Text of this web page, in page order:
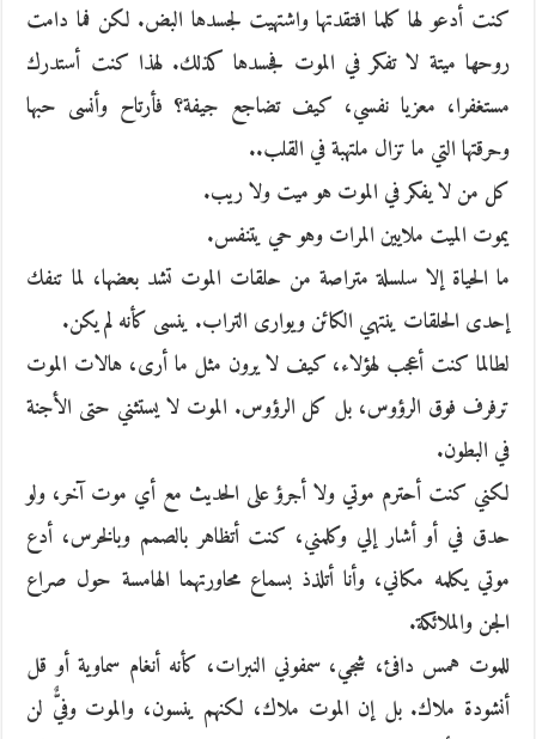
كنت أدعو لها كلما افتقدتها واشتهيت لجسدها البض. لكن فما دامت
روحها ميتة لا تفكر في الموت فجسدها كذلك. لهذا كنت أستدرك
مستغفرا، معزيا نفسي، كيف تضاجع جيفة؟ فأرتاح وأنسى حبها
وحرقتها التي ما تزال ملتهبة في القلب..
كل من لا يفكر في الموت هو ميت ولا ريب.
يموت الميت ملايين المرات وهو حي يتنفس.
ما الحياة إلا سلسلة متراصة من حلقات الموت تشد بعضها، لما تنفك
إحدى الحلقات ينتهي الكائن ويوارى التراب. ينسى كأنه لم يكن.
لطالما كنت أعجب لهؤلاء، كيف لا يرون مثل ما أرى، هالات الموت
ترفرف فوق الرؤوس، بل كل الرؤوس. الموت لا يستثني حتى الأجنة
في البطون.
لكني كنت أحترم موتي ولا أجرؤ على الحديث مع أي موت آخر، ولو
حدق في أو أشار إلي وكلمني، كنت أتظاهر بالصمم وبالخرس، أدع
موتي يكلمه مكاني، وأنا أتلذذ بسماع محاورتهما الهامسة حول صراع
الجن والملائكة.
للموت همس دافئ، شجي، سمفوني النبرات، كأنه أنغام سماوية أو قل
أنشودة ملاك. بل إن الموت ملاك، لكنهم ينسون، والموت وفيٌّ لن